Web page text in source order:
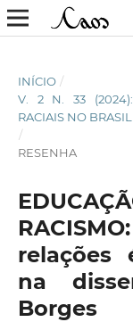
INÍCIO /
V. 2 N. 33 (2024):
RACIAIS NO BRASIL
/
RESENHA
relações
na
Borges